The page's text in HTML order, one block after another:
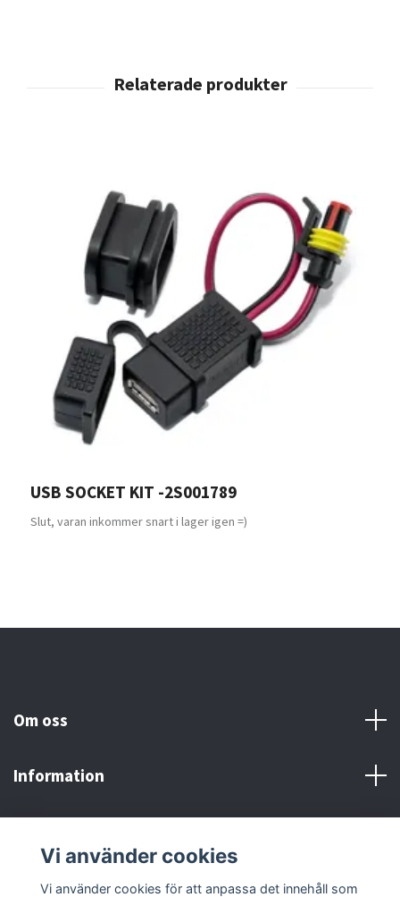
USB SOCKET KIT -2S001789
Slut, varan inkommer snart i lager igen =)
Om oss
Information
Sociala medier
Vi använder cookies
Vi använder cookies för att anpassa det innehåll som